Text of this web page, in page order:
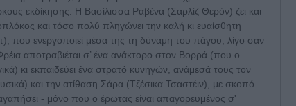
εκδίκησης. Η Βασίλισσα Ραβένα (Σαρλίζ Θερόν) ζει και
και τόσο πολύ πληγώνει την καλή κι ευαίσθητη
που ενεργοποιεί μέσα της τη δύναμη του πάγου, λίγο σαν
αποτραβιέται σ’ ένα ανάκτορο στον Βορρά (που ο
κι εκπαιδεύει ένα στρατό κυνηγών, ανάμεσά τους τον
και την ατίθαση Σάρα (Τζέσικα Τσαστέιν), με σκοπό
- μόνο που ο έρωτας είναι απαγορευμένος σ'